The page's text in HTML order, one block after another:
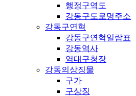
행정구역도
강동구도로명주소
강동구연혁
강동구연혁일람표
강동역사
역대구청장
강동의상징물
구가
구상징